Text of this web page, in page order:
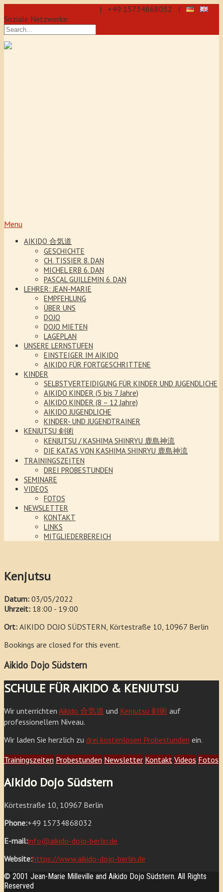
| +49 15734868032 |
Soziale Netzwerke:
Menu
AIKIDO 合気道
GESCHICHTE
CH. TISSIER 8. DAN
MICHEL ERB 6. DAN
PASCAL GUILLEMIN 6. DAN
LEHRER: JEAN-MARIE
EMPFEHLUNG
ÜBER UNS
DOJO
DOJO MIETEN
LAGEPLAN
UNSERE LERNSTUFEN
EINSTEIGER IM AIKIDO
AIKIDO FÜR FORTGESCHRITTENE
KINDER
SELBSTVERTEIDIGUNG FÜR KINDER UND JUGENDLICHE
AIKIDO KINDER (5 bis 7 Jahre)
AIKIDO KINDER (8 – 12 Jahre)
AIKIDO JUGENDLICHE
KINDER- UND JUGENDTRAINER
KENJUTSU 剣術
KENJUTSU / KASHIMA SHINRYU 鹿島神流
DIE KATAS VON KASHIMA SHINRYU 鹿島神流
TRAININGSZEITEN
DREI PROBESTUNDEN
SEMINARE
VIDEOS
FOTOS
NEWSLETTER
KONTAKT
LINKS
MITGLIEDERBEREICH
Kenjutsu
Datum: 03/05/2022
Uhrzeit: 18:00 - 19:00
Ort: AIKIDO DOJO SÜDSTERN, Körtestraße 10, 10967 Berlin
Bookings are closed for this event.
Aikido Dojo Südstern
SCHULE FÜR AIKIDO & KENJUTSU
Wir unterrichten Aikido 合気道 und Kenjutsu 剣術 auf
professionellem Niveau.
Wir laden Sie herzlich zu drei kostenlosen Probestunden ein.
Trainingszeiten Probestunden Newsletter Kontakt Videos Fotos
Aikido Dojo Südstern
Körtestraße 10, 10967 Berlin
Phone:+49 15734868032
E-mail:info@aikido-dojo-berlin.de
Website:https://www.aikido-dojo-berlin.de
© 2001 Jean-Marie Milleville and Aikido Dojo Südstern. All Rights
Reserved